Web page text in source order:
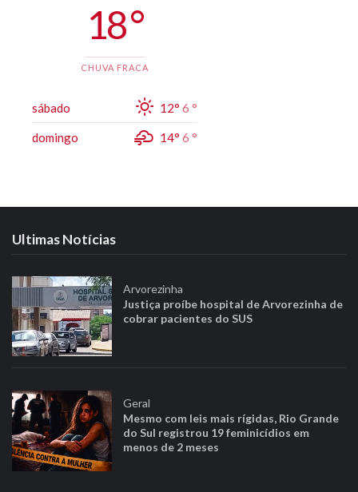
18 °
CHUVA FRACA
sábado 12° 6 °
domingo 14° 6 °
Ultimas Notícias
Arvorezinha
Justiça proíbe hospital de Arvorezinha de
cobrar pacientes do SUS
Geral
Mesmo com leis mais rígidas, Rio Grande
do Sul registrou 19 feminicídios em
menos de 2 meses